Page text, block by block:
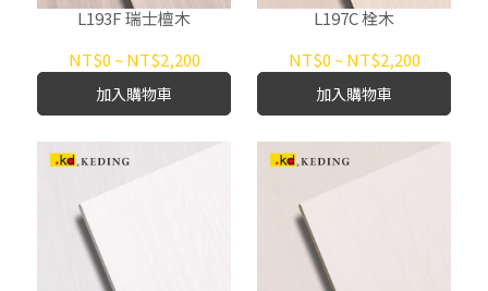
L193F 瑞士檀木
NT$0~NT$2,200
加入購物車
L197C 栓木
NT$0~NT$2,200
加入購物車